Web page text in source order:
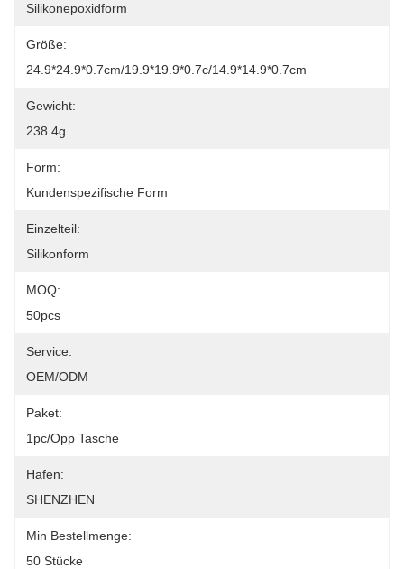
Silikonepoxidform
Größe:
24.9*24.9*0.7cm/19.9*19.9*0.7c/14.9*14.9*0.7cm
Gewicht:
238.4g
Form:
Kundenspezifische Form
Einzelteil:
Silikonform
MOQ:
50pcs
Service:
OEM/ODM
Paket:
1pc/opp Tasche
Hafen:
SHENZHEN
Min Bestellmenge:
50 Stücke